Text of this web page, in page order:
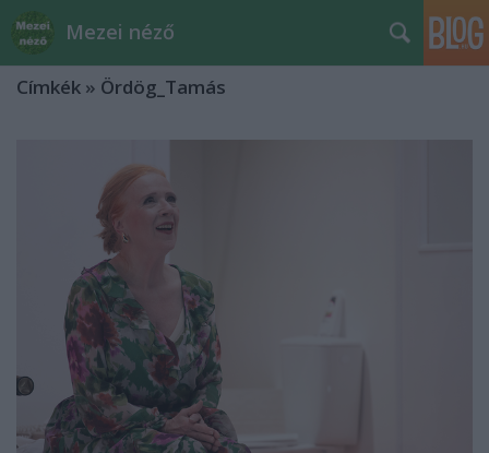
Mezei néző
Címkék » Ördög_Tamás